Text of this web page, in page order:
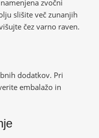
zvočni
slišite več zunanjih
čez varno raven.
dodatkov. Pri
embalažo in